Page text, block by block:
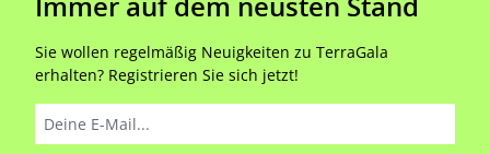
Sie wollen regelmäßig Neuigkeiten zu TerraGala
erhalten? Registrieren Sie sich jetzt!